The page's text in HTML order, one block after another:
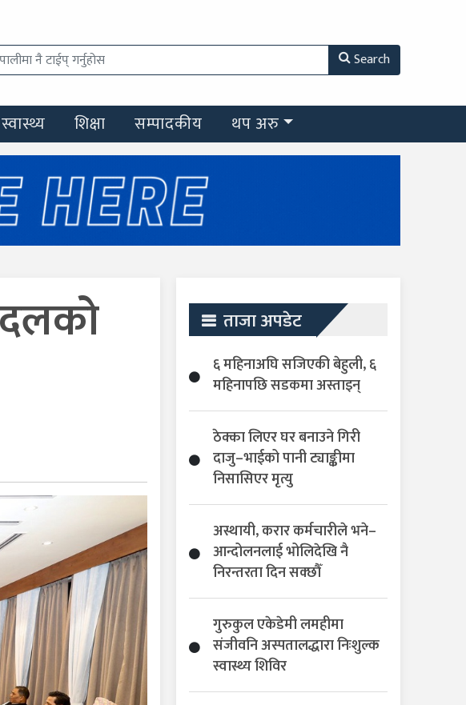
Search
स्वास्थ्य शिक्षा सम्पादकीय थप अरु
ताजा अपडेट
६ महिनाअघि सजिएकी बेहुली, ६
महिनापछि सडकमा अस्ताइन्
ठेक्का लिएर घर बनाउने गिरी
दाजु–भाईको पानी ट्याङ्कीमा
निसासिएर मृत्यु
अस्थायी, करार कर्मचारीले भने–
आन्दोलनलाई भोलिदेखि नै
निरन्तरता दिन सक्छौँ
गुरुकुल एकेडेमी लमहीमा
संजीवनि अस्पतालद्धारा निःशुल्क
स्वास्थ्य शिविर